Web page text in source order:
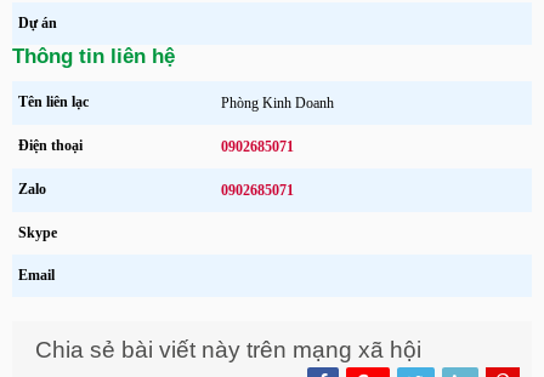
Dự án
Thông tin liên hệ
Tên liên lạc Phòng Kinh Doanh
Điện thoại 0902685071
Zalo 0902685071
Skype
Email
Chia sẻ bài viết này trên mạng xã hội